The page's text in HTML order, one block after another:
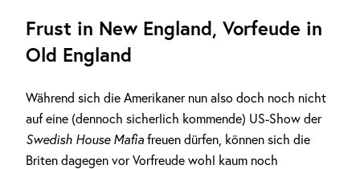
Frust in New England, Vorfeude in
Old England
Während sich die Amerikaner nun also doch noch nicht
auf eine (dennoch sicherlich kommende) US-Show der
Swedish House Mafia freuen dürfen, können sich die
Briten dagegen vor Vorfreude wohl kaum noch